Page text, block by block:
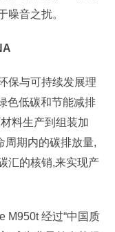
噪音之扰。
保与可持续发展理
色低碳和节能减排
料生产到组装加
周期内的碳排放量,
汇的核销,来实现产
M950t 经过“中国质